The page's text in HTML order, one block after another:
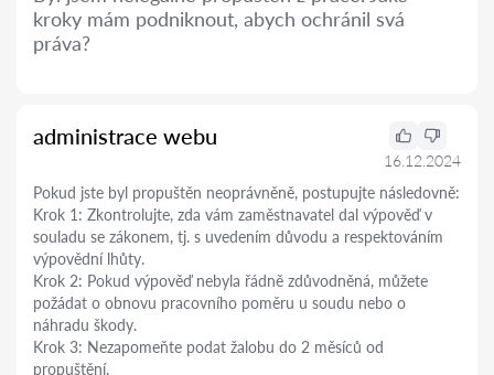
kroky mám podniknout, abych ochránil svá
práva?
administrace webu
16.12.2024
Pokud jste byl propuštěn neoprávněně, postupujte následovně:
Krok 1: Zkontrolujte, zda vám zaměstnavatel dal výpověď v
souladu se zákonem, tj. s uvedením důvodu a respektováním
výpovědní lhůty.
Krok 2: Pokud výpověď nebyla řádně zdůvodněná, můžete
požádat o obnovu pracovního poměru u soudu nebo o
náhradu škody.
Krok 3: Nezapomeňte podat žalobu do 2 měsíců od
propuštění.